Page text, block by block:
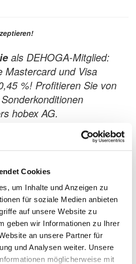
Cookies
um Inhalte und Anzeigen zu
für soziale Medien anbieten
auf unsere Website zu
geben wir Informationen zu Ihrer
an unsere Partner für
und Analysen weiter. Unsere
möglicherweise mit
als DEHOGA-Mitglied:
Mastercard und Visa
%! Profitieren Sie von
hobex AG.
Mitglieder
ab 0,45 % Disagio zzgl.
Einschulung durch Techniker
12 Monate (bzw. nach Rückfrage
auf die Dienste der hobex
täglich
Schnittstellen zu Gastro-Kassen